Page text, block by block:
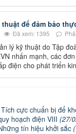
để đảm bảo
Đã xem: 1395
lý kỹ thuật do Tập
nhấn mạnh, các
điện cho phát triển
cực chuẩn bị để
hoạch điện VIII (27/
tín hiệu khởi sắc